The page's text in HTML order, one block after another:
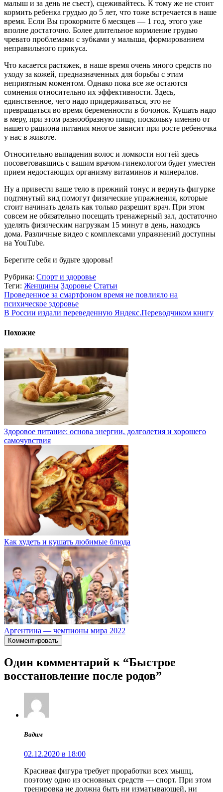
малыш и за день не съест), сцеживайтесь. К тому же не стоит
кормить ребенка грудью до 5 лет, что тоже встречается в наше
время. Если Вы прокормите 6 месяцев — 1 год, этого уже
вполне достаточно. Более длительное кормление грудью
чревато проблемами с зубками у малыша, формированием
неправильного прикуса.
Что касается растяжек, в наше время очень много средств по
уходу за кожей, предназначенных для борьбы с этим
неприятным моментом. Однако пока все же остаются
сомнения относительно их эффективности. Здесь,
единственное, чего надо придерживаться, это не
превращаться во время беременности в бочонок. Кушать надо
в меру, при этом разнообразную пищу, поскольку именно от
нашего рациона питания многое зависит при росте ребеночка
у нас в животе.
Относительно выпадения волос и ломкости ногтей здесь
посоветовавшись с вашим врачом-гинекологом будет уместен
прием недостающих организму витаминов и минералов.
Ну а привести ваше тело в прежний тонус и вернуть фигурке
подтянутый вид помогут физические упражнения, которые
стоит начинать делать как только разрешит врач. При этом
совсем не обязательно посещать тренажерный зал, достаточно
уделять физическим нагрузкам 15 минут в день, находясь
дома. Различные видео с комплексами упражнений доступны
на YouTube.
Берегите себя и будьте здоровы!
Рубрика: Спорт и здоровье
Теги: Женщины Здоровье Статьи
Проведенное за смартфоном время не повлияло на
психическое здоровье
В России издали переведенную Яндекс.Переводчиком книгу
Похожие
Здоровое питание: основа энергии, долголетия и хорошего
самочувствия
Как худеть и кушать любимые блюда
Аргентина — чемпионы мира 2022
Комментировать
Один комментарий к “Быстрое
восстановление после родов”
Вадим
02.12.2020 в 18:00
Красивая фигура требует проработки всех мышц,
поэтому одно из основных средств — спорт. При этом
тренировка не должна быть ни изматывающей, ни